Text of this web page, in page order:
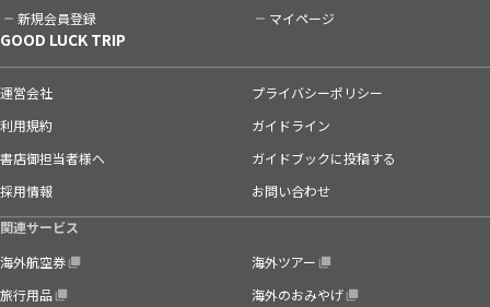
新規会員登録 マイページ
GOOD LUCK TRIP
運営会社
プライバシーポリシー
利用規約
ガイドライン
書店御担当者様へ
ガイドブックに投稿する
採用情報
お問い合わせ
関連サービス
海外航空券
海外ツアー
旅行用品
海外のおみやげ